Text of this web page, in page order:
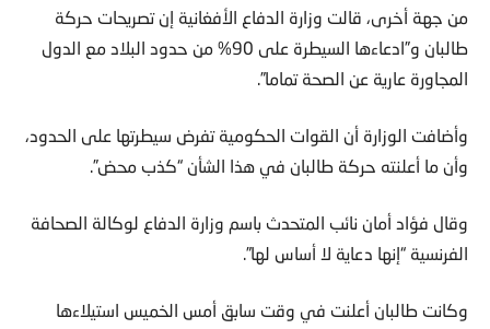
من جهة أخرى، قالت وزارة الدفاع الأفغانية إن تصريحات حركة
طالبان و”ادعاءها السيطرة على 90% من حدود البلاد مع الدول
المجاورة عارية عن الصحة تماما”.
وأضافت الوزارة أن القوات الحكومية تفرض سيطرتها على الحدود،
وأن ما أعلنته حركة طالبان في هذا الشأن “كذب محض”.
وقال فؤاد أمان نائب المتحدث باسم وزارة الدفاع لوكالة الصحافة
الفرنسية “إنها دعاية لا أساس لها”.
وكانت طالبان أعلنت في وقت سابق أمس الخميس استيلاءها